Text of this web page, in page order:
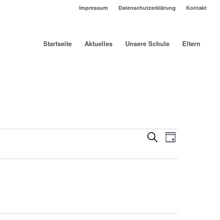
Impressum Datenschutzerklärung Kontakt
Startseite Aktuelles Unsere Schule Eltern
Suche
Ansichten-
Navigation
Tag